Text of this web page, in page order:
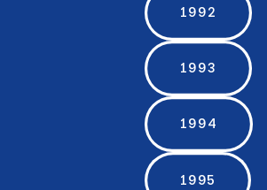
1992
1993
1994
1995